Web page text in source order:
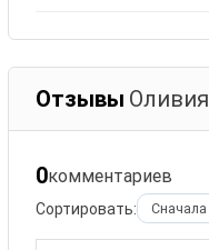
Отзывы Оливия
0комментариев
Сортировать: